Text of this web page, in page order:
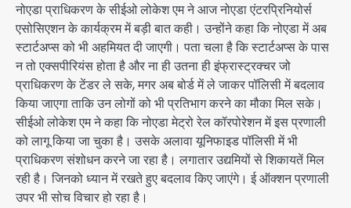
नोएडा प्राधिकरण के सीईओ लोकेश एम ने आज नोएडा एंटरप्रिनियोर्स
एसोसिएशन के कार्यक्रम में बड़ी बात कही। उन्होंने कहा कि नोएडा में अब
स्टार्टअप्स को भी अहमियत दी जाएगी। पता चला है कि स्टार्टअप्स के पास
न तो एक्सपीरियंस होता है और ना ही उतना ही इंफ्रास्ट्रक्चर जो
प्राधिकरण के टेंडर ले सके, मगर अब बोर्ड में ले जाकर पॉलिसी में बदलाव
किया जाएगा ताकि उन लोगों को भी प्रतिभाग करने का मौका मिल सके।
सीईओ लोकेश एम ने कहा कि नोएडा मेट्रो रेल कॉरपोरेशन में इस प्रणाली
को लागू किया जा चुका है। उसके अलावा यूनिफाइड पॉलिसी में भी
प्राधिकरण संशोधन करने जा रहा है। लगातार उद्यमियों से शिकायतें मिल
रही है। जिनको ध्यान में रखते हुए बदलाव किए जाएंगे। ई ऑक्शन प्रणाली
उपर भी सोच विचार हो रहा है।